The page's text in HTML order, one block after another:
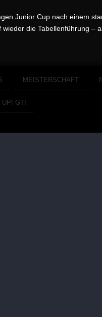
Junior Cup nach einem
die Tabellenführung –
MEISTERSCHAFT
UP! GTI